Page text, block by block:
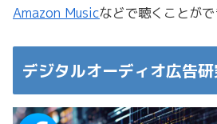
Amazon Musicなどで聴くことがで
デジタルオーディオ広告